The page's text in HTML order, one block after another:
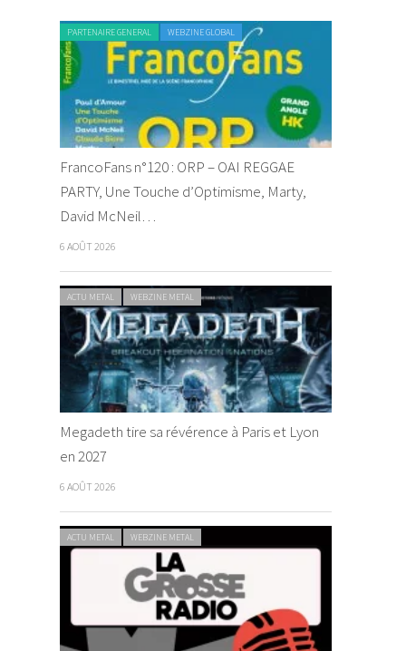
PARTENAIRE GENERAL WEBZINE GLOBAL
FrancoFans n°120 : ORP – OAI REGGAE
PARTY, Une Touche d’Optimisme, Marty,
David McNeil…
6 AOÛT 2026
ACTU METAL WEBZINE METAL
Megadeth tire sa révérence à Paris et Lyon
en 2027
6 AOÛT 2026
ACTU METAL WEBZINE METAL